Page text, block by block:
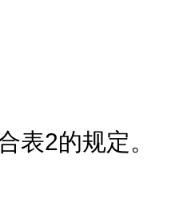
表2的规定。